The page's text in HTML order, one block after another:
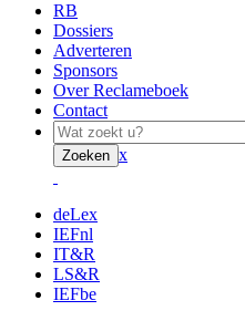
RB
Dossiers
Adverteren
Sponsors
Over Reclameboek
Contact
Zoeken x
deLex
IEFnl
IT&R
LS&R
IEFbe